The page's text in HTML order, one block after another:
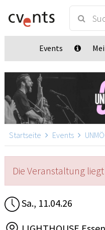
Events
Startseite Events
Die Veranstaltung
Sa., 11.04.26